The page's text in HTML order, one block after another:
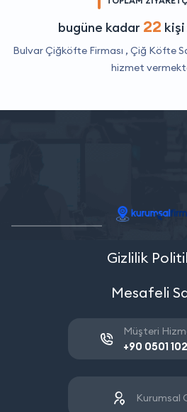
bugüne kadar 22
Bulvar Çiğköfte Firması , Çiğ Köfte
hizmet
Gizlilik
Mesafeli
Müşteri
+90 0501
Kurumsal